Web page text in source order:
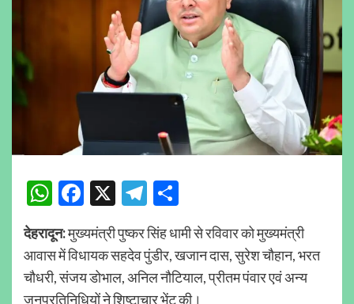
WhatsApp
Facebook
X Telegram
देहरादून:मुख्यमंत्री पुष्कर सिंह धामी से रविवार को मुख्यमंत्री
आवास में विधायक सहदेव पुंडीर, खजान दास, सुरेश चौहान, भरत
चौधरी, संजय डोभाल, अनिल नौटियाल, प्रीतम पंवार एवं अन्य
जनप्रतिनिधियों ने शिष्टाचार भेंट की।